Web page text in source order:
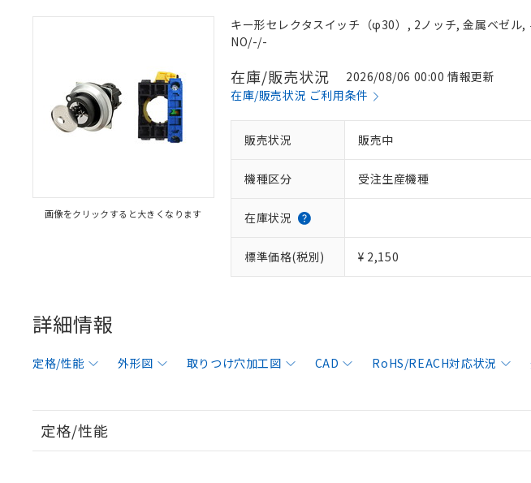
画像をクリックすると大きくなります
キー形セレクタスイッチ（φ30）, 2ノッチ, 金属ベゼル
NO/-/-
在庫/販売状況
2026/08/06 00:00 情報更新
在庫/販売状況 ご利用条件
販売状況 販売中
機種区分 受注生産機種
在庫状況
標準価格(税別) ¥ 2,150
詳細情報
定格/性能 外形図 取りつけ穴加工図 CAD RoHS/REACH対応状況
定格/性能